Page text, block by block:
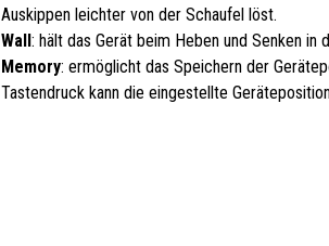
Auskippen leichter von der Schaufel löst.
Wall: hält das Gerät beim Heben und Senken in
Memory: ermöglicht das Speichern der
Tastendruck kann die eingestellte